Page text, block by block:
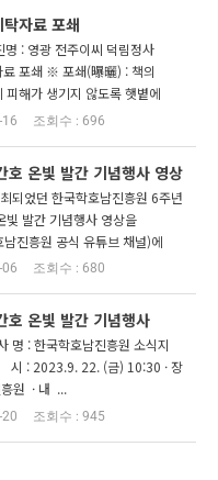
자료 포쇄
: 영광 전주이씨 덕림정사
료 포쇄 ※ 포쇄(曝曬) : 책의
피해가 생기지 않도록 햇볕에
일 · 일 시 : 2023년 ...
696
호 온빛 발간 기념행사 영상
되었던 한국학호남진흥원 6주년
빛 발간 기념행사 영상을
진흥원 공식 유튜브 채널)에
심과 시청바랍니다. ...
680
호 온빛 발간 기념행사
명 : 한국학호남진흥원 소식지
시 : 2023.9. 22. (금) 10:30 · 장
원 · 내 ...
945